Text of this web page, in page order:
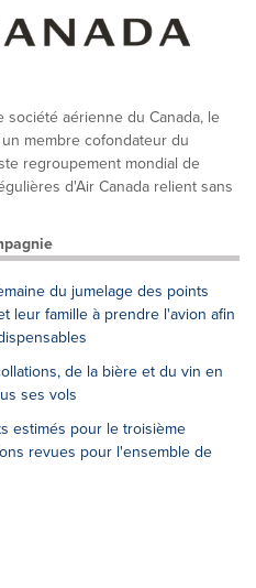
société aérienne du Canada, le
membre cofondateur du
regroupement mondial de
d'Air Canada relient sans
du jumelage des points
leur famille à prendre l'avion afin
de la bière et du vin en
ses vols
estimés pour le troisième
revues pour l'ensemble de